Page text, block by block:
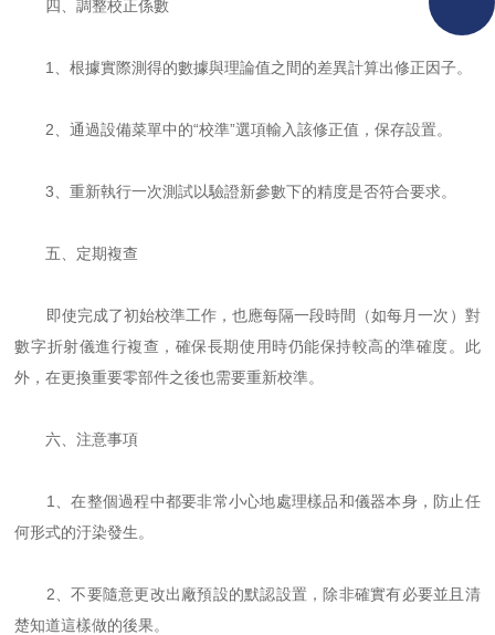
四、調整校正係數
1、根據實際測得的數據與理論值之間的差異計算出修正因子。
2、通過設備菜單中的“校準”選項輸入該修正值，保存設置。
3、重新執行一次測試以驗證新參數下的精度是否符合要求。
五、定期複查
即使完成了初始校準工作，也應每隔一段時間（如每月一次）對
數字折射儀進行複查，確保長期使用時仍能保持較高的準確度。此
外，在更換重要零部件之後也需要重新校準。
六、注意事項
1、在整個過程中都要非常小心地處理樣品和儀器本身，防止任
何形式的汙染發生。
2、不要隨意更改出廠預設的默認設置，除非確實有必要並且清
楚知道這樣做的後果。